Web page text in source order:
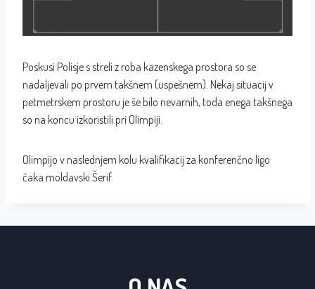
Poskusi Polisje s streli z roba kazenskega prostora so se
nadaljevali po prvem takšnem (uspešnem). Nekaj situacij v
petmetrskem prostoru je še bilo nevarnih, toda enega takšnega
so na koncu izkoristili pri Olimpiji.
Olimpijo v naslednjem kolu kvalifikacij za konferenčno ligo
čaka moldavski Šerif.